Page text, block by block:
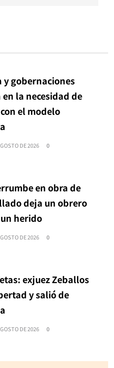
y gobernaciones
la necesidad de
el modelo
DE 2026 0
en obra de
deja un obrero
herido
DE 2026 0
exjuez Zeballos
y salió de
DE 2026 0